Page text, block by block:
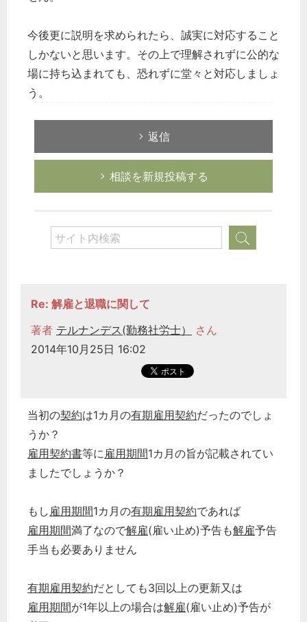
今後更に説明を求められたら、誠実に対応すること
しかないと思います。その上で理解されずに公的な
場に持ち込まれても、恐れずに堂々と対応しましょ
う。
返信
相談を新規投稿する
Re: 解雇と退職に関して
著者 テルナンデス(勤務社労士）
さん
2014年10月25日 16:02
当初の契約は1カ月の有期雇用契約だったのでしょ
うか？
雇用契約書等に雇用期間1カ月の旨が記載されてい
ましたでしょうか？
もし 雇用期間1カ月の有期雇用契約であれば
雇用期間満了なので解雇(雇い止め)予告も解雇予告
手当も必要ありません
有期雇用契約だとしても3回以上の更新又は
雇用期間が1年以上の場合は解雇(雇い止め)予告が